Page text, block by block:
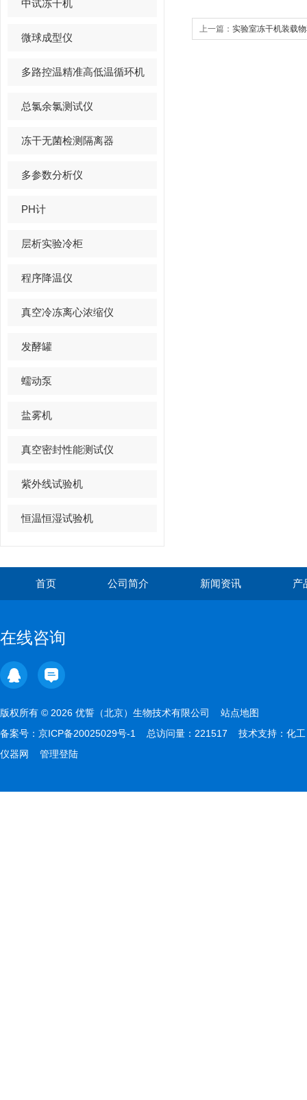
中试冻干机
微球成型仪
多路控温精准高低温循环机
总氯余氯测试仪
冻干无菌检测隔离器
多参数分析仪
PH计
层析实验冷柜
程序降温仪
真空冷冻离心浓缩仪
发酵罐
蠕动泵
盐雾机
真空密封性能测试仪
紫外线试验机
恒温恒湿试验机
上一篇： 实验室冻干机装载
首页 公司简介 新闻资讯 产
在线咨询
版权所有 © 2026 优誓（北京）生物技术有限公司 站点地图
备案号： 京ICP备20025029号-1 总访问量：221517 技术支持： 化工
仪器网
管理登陆